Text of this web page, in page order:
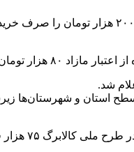
بر این اساس کلیه خانوارهای دهک اول تا سوم درآمدی که یارانه ۴۰۰ هزار تومانی
استان و شهرستان‌ها